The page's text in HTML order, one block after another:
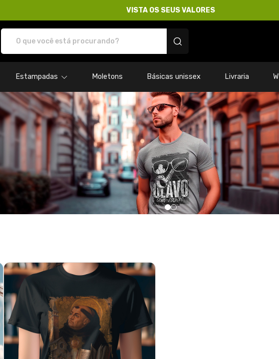
VISTA OS SEUS VALORES
os seus valores - Camisetas e produtos personalizados
Estampadas Moletons Básicas unissex Livraria